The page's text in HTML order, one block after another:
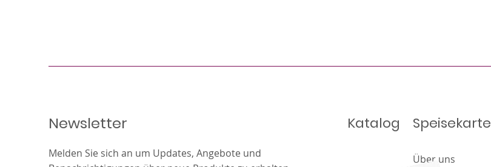
Newsletter
Melden Sie sich an um Updates, Angebote und
Speisekarte
Über uns
Katalog